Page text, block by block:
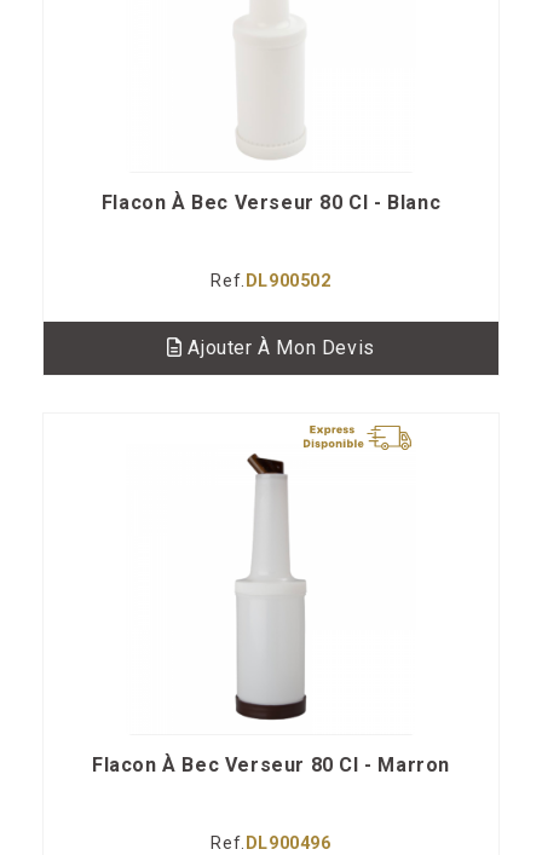
Flacon À Bec Verseur 80 Cl - Blanc
Ref. DL900502
Ajouter À Mon Devis
Flacon À Bec Verseur 80 Cl - Marron
Ref. DL900496